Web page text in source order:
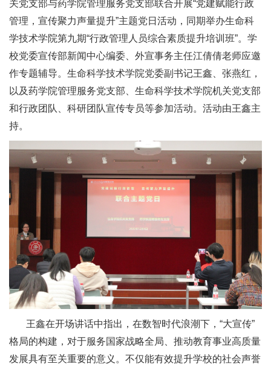
关党支部与药学院管理服务党支部联合开展“党建赋能行政
管理，宣传聚力声量提升”主题党日活动，同期举办生命科
学技术学院第九期“行政管理人员综合素质提升培训班”。学
校党委宣传部新闻中心编委、外宣事务主任江倩倩老师应邀
作专题辅导。生命科学技术学院党委副书记王鑫、张燕红，
以及药学院管理服务党支部、生命科学技术学院机关党支部
和行政团队、科研团队宣传专员等参加活动。活动由王鑫主
持。
王鑫在开场讲话中指出，在数智时代浪潮下，“大宣传”
格局的构建，对于服务国家战略全局、推动教育事业高质量
发展具有至关重要的意义。不仅能有效提升学校的社会声誉